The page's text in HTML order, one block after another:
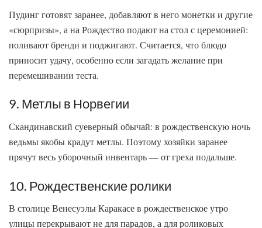
Пудинг готовят заранее, добавляют в него монетки и другие
«сюрпризы», а на Рождество подают на стол с церемонией:
поливают бренди и поджигают. Считается, что блюдо
приносит удачу, особенно если загадать желание при
перемешивании теста.
9. Метлы в Норвегии
Скандинавский суеверный обычай: в рождественскую ночь
ведьмы якобы крадут метлы. Поэтому хозяйки заранее
прячут весь уборочный инвентарь — от греха подальше.
10. Рождественские ролики
В столице Венесуэлы Каракасе в рождественское утро
улицы перекрывают не для парадов, а для роликовых